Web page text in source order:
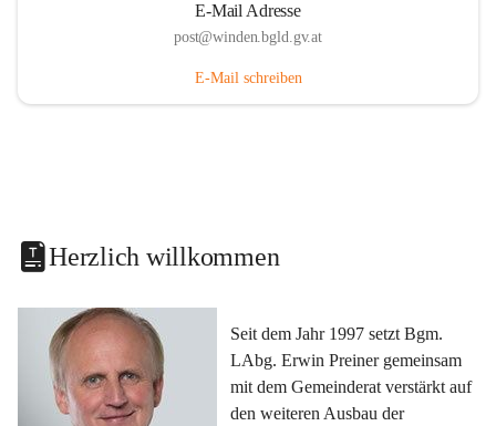
E-Mail Adresse
post@winden.bgld.gv.at
E-Mail schreiben
Herzlich willkommen
Seit dem Jahr 1997 setzt Bgm.
LAbg. Erwin Preiner gemeinsam
mit dem Gemeinderat verstärkt auf
den weiteren Ausbau der